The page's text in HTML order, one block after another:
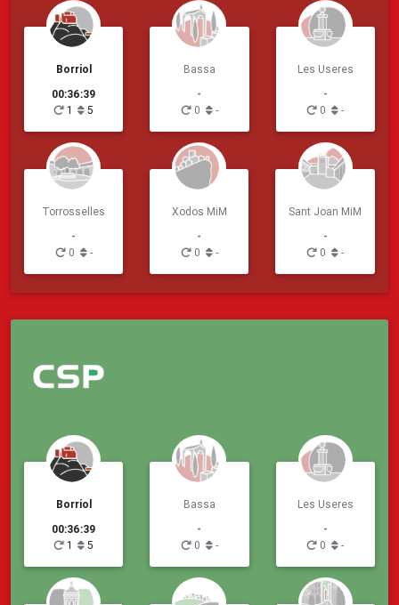
Borriol
00:36:39
1
5
Bassa
-
0
-
Les Useres
-
0
-
Torrosselles
-
0
-
Xodos MiM
-
0
-
Sant Joan MiM
-
0
-
Borriol
00:36:39
1
5
Bassa
-
0
-
Les Useres
-
0
-